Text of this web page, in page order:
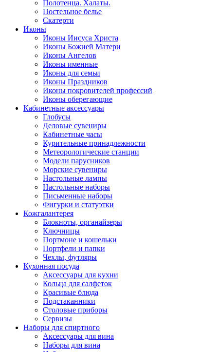
Полотенца. Халаты.
Постельное белье
Скатерти
Иконы
Иконы Иисуса Христа
Иконы Божией Матери
Иконы Ангелов
Иконы именные
Иконы для семьи
Иконы Праздников
Иконы покровителей профессий
Иконы оберегающие
Кабинетные аксессуары
Глобусы
Деловые сувениры
Кабинетные часы
Курительные принадлежности
Метеорологические станции
Модели парусников
Морские сувениры
Настольные лампы
Настольные наборы
Письменные наборы
Фигурки и статуэтки
Кожгалантерея
Блокноты, органайзеры
Ключницы
Портмоне и кошельки
Портфели и папки
Чехлы, футляры
Кухонная посуда
Аксессуары для кухни
Кольца для салфеток
Красивые блюда
Подстаканники
Столовые приборы
Cервизы
Наборы для спиртного
Аксессуары для вина
Наборы для вина